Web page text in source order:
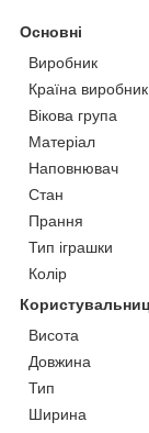
Основні
Виробник
Країна виробник
Вікова група
Матеріал
Наповнювач
Стан
Прання
Тип іграшки
Колір
Висота
Довжина
Тип
Ширина